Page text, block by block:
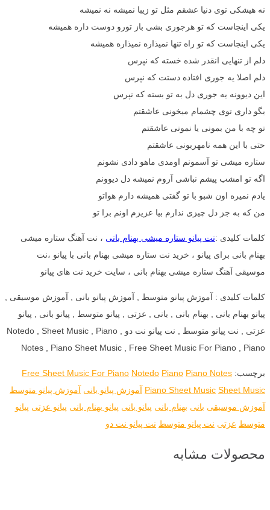
نه هیشکی توی دنیا عشقم مثل تو زیبا نمیشه نه نمیشه
یکی اینجاست که تو هرجوری بشی باز تورو دوست داره همیشه
یکی اینجاست که تو راه تنها نمیذاره نمیذاره همیشه
دلم از تنهایی انقدر شده خسته که نپرس
دلم اصلا یه جوری افتاده دستت که نپرس
این دیوونه یه جوری دل به تو بسته که نپرس
بگو داری توی چشمام میخونی عاشقتم
تو چه با من بمونی یا نمونی عاشقتم
حتی با این همه نامهربونی عاشقتم
ستاره میشی تو آسمونم اومدی ماهو دادی نشونم
اگه تو امشب پیشم نباشی آروم نمیشه دل دیوونم
یادم نمیره اون شبو با تو گفتی همیشه دارم هواتو
من که به جز دل چیزی ندارم بیا عزیزم اونم برا تو
کلمات کلیدی :نت پیانو ستاره میشی بهنام بانی ، نت آهنگ ستاره میشی
بهنام بانی برای پیانو ، خرید نت ستاره میشی بهنام بانی با پیانو ،نت
موسیقی آهنگ ستاره میشی بهنام بانی ، سایت خرید نت های پیانو
کلمات کلیدی : آموزش پیانو متوسط , آموزش پیانو بانی , آموزش موسیقی ,
پیانو بهنام بانی , بهنام بانی , بانی , عزتی , پیانو متوسط , پیانو بانی , پیانو
عزتی , نت پیانو متوسط , نت پیانو نت دو , Notedo , Sheet Music , Piano
Notes , Piano Sheet Music , Free Sheet Music For Piano , Piano
برچسب: Free Sheet Music For Piano Notedo Piano Piano Notes
Piano Sheet Music Sheet Music آموزش پیانو بانی آموزش پیانو متوسط
آموزش موسیقی بانی بهنام بانی پیانو بانی پیانو بهنام بانی پیانو عزتی پیانو
متوسط عزتی نت پیانو متوسط نت پیانو نت دو
محصولات مشابه